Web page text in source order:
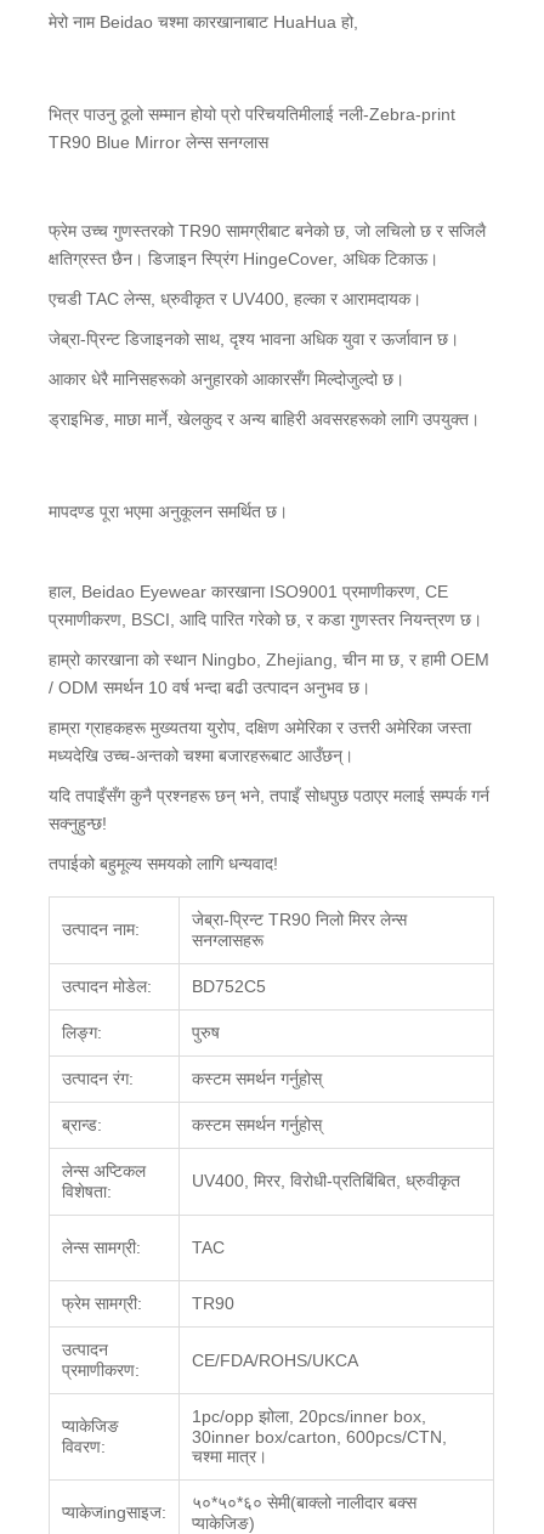
मेरो नाम Beidao चश्मा कारखानाबाट HuaHua हो,
भित्र पाउनु ठूलो सम्मान होयो प्रो परिचयतिमीलाई नली-Zebra-print
TR90 Blue Mirror लेन्स सनग्लास
फ्रेम उच्च गुणस्तरको TR90 सामग्रीबाट बनेको छ, जो लचिलो छ र सजिलै
क्षतिग्रस्त छैन। डिजाइन स्प्रिंग HingeCover, अधिक टिकाऊ।
एचडी TAC लेन्स, ध्रुवीकृत र UV400, हल्का र आरामदायक।
जेब्रा-प्रिन्ट डिजाइनको साथ, दृश्य भावना अधिक युवा र ऊर्जावान छ।
आकार धेरै मानिसहरूको अनुहारको आकारसँग मिल्दोजुल्दो छ।
ड्राइभिङ, माछा मार्ने, खेलकुद र अन्य बाहिरी अवसरहरूको लागि उपयुक्त।
मापदण्ड पूरा भएमा अनुकूलन समर्थित छ।
हाल, Beidao Eyewear कारखाना ISO9001 प्रमाणीकरण, CE
प्रमाणीकरण, BSCI, आदि पारित गरेको छ, र कडा गुणस्तर नियन्त्रण छ।
हाम्रो कारखाना को स्थान Ningbo, Zhejiang, चीन मा छ, र हामी OEM
/ ODM समर्थन 10 वर्ष भन्दा बढी उत्पादन अनुभव छ।
हाम्रा ग्राहकहरू मुख्यतया युरोप, दक्षिण अमेरिका र उत्तरी अमेरिका जस्ता
मध्यदेखि उच्च-अन्तको चश्मा बजारहरूबाट आउँछन्।
यदि तपाइँसँग कुनै प्रश्नहरू छन् भने, तपाइँ सोधपुछ पठाएर मलाई सम्पर्क गर्न
सक्नुहुन्छ!
तपाईको बहुमूल्य समयको लागि धन्यवाद!
उत्पादन नाम:
जेब्रा-प्रिन्ट TR90 निलो मिरर लेन्स
सनग्लासहरू
उत्पादन मोडेल: BD752C5
लिङ्ग: पुरुष
उत्पादन रंग: कस्टम समर्थन गर्नुहोस्
ब्रान्ड: कस्टम समर्थन गर्नुहोस्
लेन्स अप्टिकल
विशेषता:
UV400, मिरर, विरोधी-प्रतिबिंबित, ध्रुवीकृत
लेन्स सामग्री: TAC
फ्रेम सामग्री: TR90
उत्पादन
प्रमाणीकरण:
CE/FDA/ROHS/UKCA
प्याकेजिङ
विवरण:
1pc/opp झोला, 20pcs/inner box,
30inner box/carton, 600pcs/CTN,
चश्मा मात्र।
प्याकेजingसाइज: ५०*५०*६० सेमी(बाक्लो नालीदार बक्स
प्याकेजिङ)